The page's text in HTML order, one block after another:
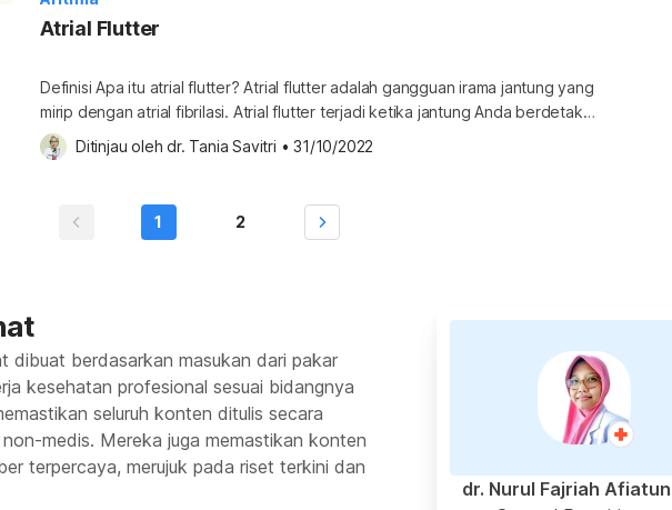
Atrial Flutter
Definisi Apa itu atrial flutter? Atrial flutter adalah gangguan irama jantung yang
mirip dengan atrial fibrilasi. Atrial flutter terjadi ketika jantung Anda berdetak
dengan cepat karena terlalu banyak impuls listrik yang tidak biasa. Atrial
bergetar ketika mereka mencoba untuk bersentuhan, tetapi kontraksi terjadi
per menit, di mana […]
Ditinjau oleh dr. Tania Savitri • 31/10/2022
1 2
dibuat berdasarkan masukan dari pakar
kesehatan profesional sesuai bidangnya
seluruh konten ditulis secara
medis. Mereka juga memastikan konten
terpercaya, merujuk pada riset terkini dan
dr. Nurul Fajriah